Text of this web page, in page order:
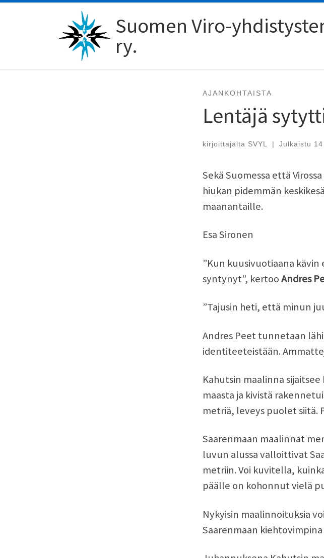
Suomen Viro-
ry.
AJANKOHTAISTA
Lentäjä
kirjoittajalta SVYL | Julkaistu
Sekä Suomessa että
hiukan pidemmän
maanantaille.
Esa Sironen
”Kun kuusivuotiaana
syntynyt”, kertooAndres
”Tajusin heti, että minun
Andres Peet tunnetaan
identiteeteistään.
Kahutsin maalinna sijaitsee
maasta ja kivistä
metriä, leveys puolet siitä.
Saarenmaan maalinnat
luvun alussa valloittivat
metriin. Voi kuvitella,
päälle on kohonnut vielä
Nykyisin maalinnoituksia
Saarenmaan